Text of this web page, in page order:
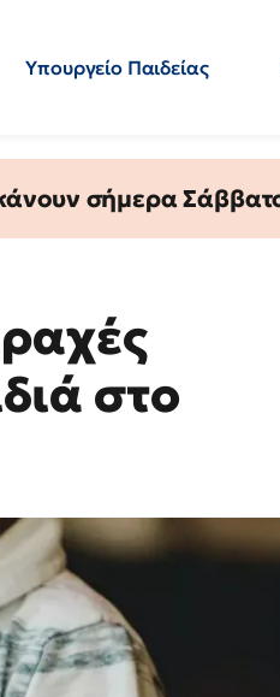
Υπουργείο Παιδείας
σήμερα
στο